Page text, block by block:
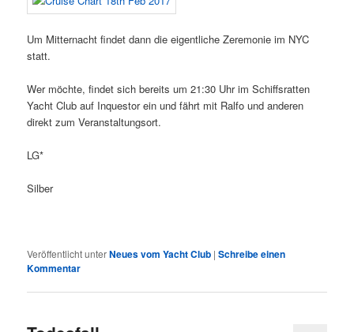
Um Mitternacht findet dann die eigentliche Zeremonie im NYC
statt.
Wer möchte, findet sich bereits um 21:30 Uhr im Schiffsratten
Yacht Club auf Inquestor ein und fährt mit Ralfo und anderen
direkt zum Veranstaltungsort.
LG*
Silber
Veröffentlicht unterNeues vom Yacht Club |Schreibe einen
Kommentar